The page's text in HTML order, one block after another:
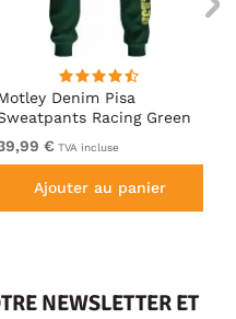
Denim Pisa
Racing Green
€ TVA incluse
Ajouter au panier
NEWSLETTER ET